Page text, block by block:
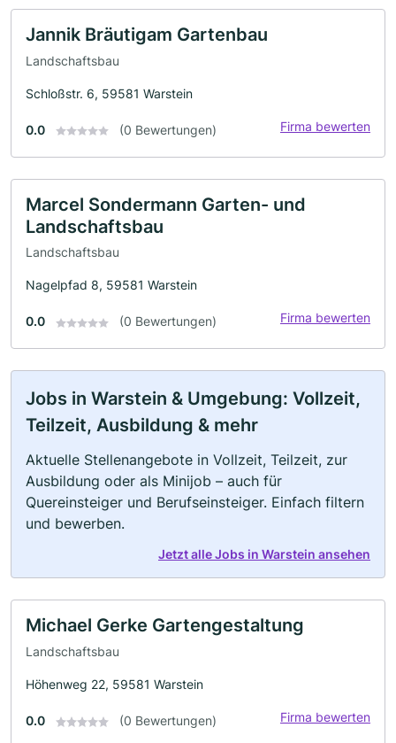
Jannik Bräutigam Gartenbau
Landschaftsbau
Schloßstr. 6, 59581 Warstein
0.0 (0 Bewertungen) Firma bewerten
Marcel Sondermann Garten- und
Landschaftsbau
Landschaftsbau
Nagelpfad 8, 59581 Warstein
0.0 (0 Bewertungen) Firma bewerten
Jobs in Warstein & Umgebung: Vollzeit,
Teilzeit, Ausbildung & mehr
Aktuelle Stellenangebote in Vollzeit, Teilzeit, zur
Ausbildung oder als Minijob – auch für
Quereinsteiger und Berufseinsteiger. Einfach filtern
und bewerben.
Jetzt alle Jobs in Warstein ansehen
Michael Gerke Gartengestaltung
Landschaftsbau
Höhenweg 22, 59581 Warstein
0.0 (0 Bewertungen) Firma bewerten